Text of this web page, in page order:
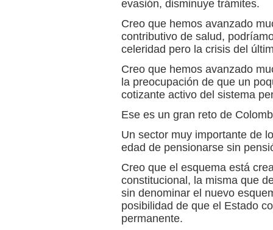
evasión, disminuye trámites.
Creo que hemos avanzado
contributivo de salud,
celeridad pero la crisis del
Creo que hemos avanzado
la preocupación de que un
cotizante activo del sistema
Ese es un gran reto de
Un sector muy importante de
edad de pensionarse sin
Creo que el esquema está
constitucional, la misma que
sin denominar el nuevo
posibilidad de que el Estado
permanente.